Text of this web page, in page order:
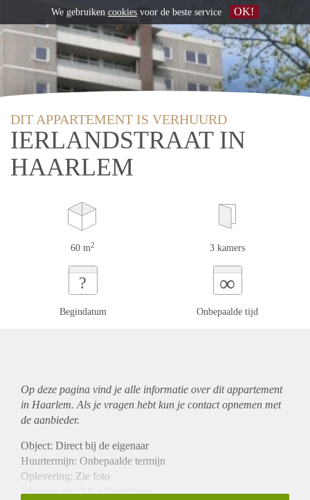
DIT APPARTEMENT IS VERHUURD
IERLANDSTRAAT IN
HAARLEM
60 m2 3 kamers
?
Begindatum
∞
Onbepaalde tijd
Op deze pagina vind je alle informatie over ditappartement
in Haarlem. Als je vragen hebt kun je contact opnemen met
de aanbieder.
Object: Direct bij de eigenaar
Huurtermijn: Onbepaalde termijn
Oplevering: Zie foto
Inkomen eis: 2,9 x Bruto huur
We gebruiken cookies voor de beste service OK!